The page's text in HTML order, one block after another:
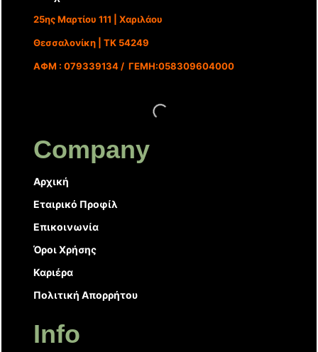
25ης Μαρτίου 111 | Χαριλάου
Θεσσαλονίκη | ΤΚ 54249
ΑΦΜ : 079339134 / ΓΕΜΗ:058309604000
Company
Αρχική
Εταιρικό Προφίλ
Επικοινωνία
Όροι Χρήσης
Καριέρα
Πολιτική Απορρήτου
Info